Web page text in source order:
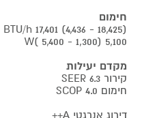
חימום
BTU/h 17,401 (4,436 - 18,425)
5,100 (1,300 - 5,400 )W
מקדם יעילות
קירור SEER 6.3
חימום SCOP 4.0
דירוג אנרגטי A++